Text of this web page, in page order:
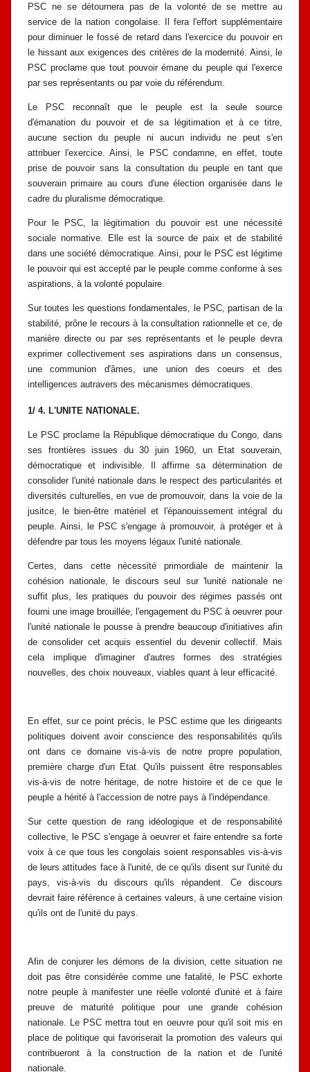
PSC ne se détournera pas de la volonté de se mettre au
service de la nation congolaise. Il fera l'effort supplémentaire
pour diminuer le fossé de retard dans l'exercice du pouvoir en
le hissant aux exigences des critères de la modernité. Ainsi, le
PSC proclame que tout pouvoir émane du peuple qui l'exerce
par ses représentants ou par voie du référendum.
Le PSC reconnaît que le peuple est la seule source
d'émanation du pouvoir et de sa légitimation et à ce titre,
aucune section du peuple ni aucun individu ne peut s'en
attribuer l'exercice. Ainsi, le PSC condamne, en effet, toute
prise de pouvoir sans la consultation du peuple en tant que
souverainprimaire au cours d'une élection organisée dans le
cadre du pluralisme démocratique.
Pour le PSC, la légitimation du pouvoir est une nécessité
sociale normative. Elle est la source de paix et de stabilité
dans une société démocratique. Ainsi, pour le PSC est légitime
le pouvoir qui est accepté par le peuple comme conforme à ses
aspirations, à la volonté populaire.
Sur toutes les questions fondamentales, le PSC, partisan de la
stabilité, prône le recours à la consultation rationnelle et ce, de
manière directe ou par sesreprésentants et le peuple devra
exprimer collectivement ses aspirations dans un consensus,
une communion d'âmes, une union des coeurs et des
intelligences autravers des mécanismes démocratiques.
1/ 4. L'UNITE NATIONALE.
Le PSC proclame la République démocratique du Congo, dans
ses frontières issues du 30 juin 1960, un Etat souverain,
démocratique et indivisible.
Il affirme sa détermination de
consolider l'unité nationale dans le respect desparticularités et
diversités culturelles, en vue de promouvoir, dans la voie de la
jusitce, le bien-être matériel et l'épanouissement intégral du
peuple. Ainsi, le PSC s'engage à promouvoir, à protéger et à
défendre par tous les moyens légaux l'unité nationale.
Certes, dans cette nécessité primordiale de maintenir la
cohésion nationale, le discours seul sur 'lunité nationale ne
suffit plus, les pratiques dupouvoir des régimes passés ont
fourni une image brouillée, l'engagement du PSC à oeuvrer pour
l'unité nationale le pousse à prendre beaucoup d'initiatives afin
de consolider cet acquis essentiel du devenir collectif. Mais
cela implique d'imaginer d'autres formes des stratégies
nouvelles, des choix nouveaux, viables quant à leur efficacité.
En effet, sur ce point précis, le PSC estime que les dirigeants
politiques doivent avoir conscience des responsabilités qu'ils
ont dans ce domaine vis-à-vis de notre propre population,
première charge d'un Etat. Qu'ils puissent être responsables
vis-à-vis de notre héritage, de notre histoire et de ce que le
peuple a hérité à l'accession de notre pays à l'indépendance.
Sur cette question de rang idéologique et de responsabilité
collective, le PSC s'engage à oeuvrer et faire entendre sa forte
voix à ce que tous les congolaissoient responsables vis-à-vis
de leurs attitudes face à l'unité, de ce qu'ils disent sur l'unité du
pays, vis-à-vis du discours qu'ils répandent. Ce discours
devrait faire référence à certaines valeurs, à une certaine vision
qu'ils ont de l'unité du pays.
Afin de conjurer les démons de la division, cette situation ne
doit pas être considérée comme une fatalité, le PSC exhorte
notre peuple à manifester une réelle volonté d'unité et à faire
preuve de maturité politique pour une grande cohésion
nationale. Le PSC mettra tout en oeuvre pour qu'il soit mis en
place depolitique qui favoriserait la promotion des valeurs qui
contribueront à laconstruction de la nation et de l'unité
nationale.